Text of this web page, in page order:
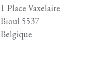
1 Place Vaxelaire
Bioul 5537
Belgique